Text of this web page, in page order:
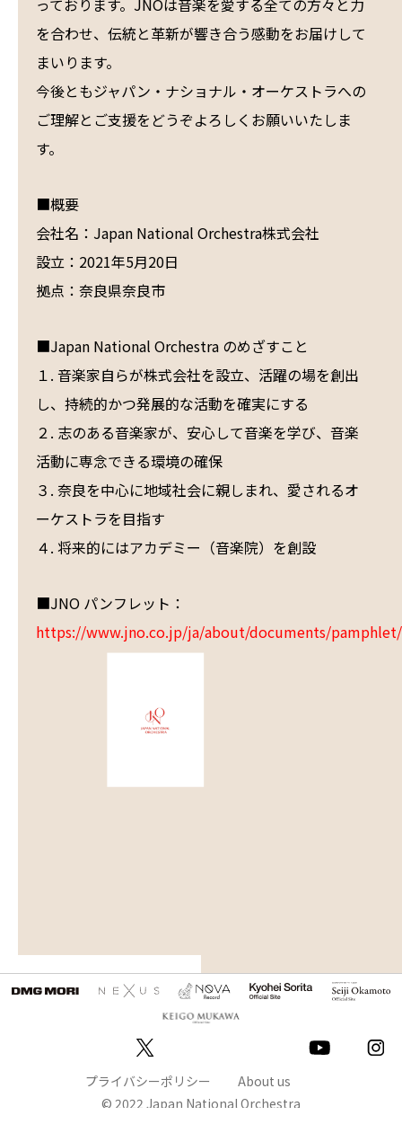
っております。JNOは音楽を愛する全ての方々と力
を合わせ、伝統と革新が響き合う感動をお届けして
まいります。
今後ともジャパン・ナショナル・オーケストラへの
ご理解とご支援をどうぞよろしくお願いいたしま
す。
■概要
会社名：Japan National Orchestra株式会社
設立：2021年5月20日
拠点：奈良県奈良市
■Japan National Orchestra のめざすこと
１. 音楽家自らが株式会社を設立、活躍の場を創出
し、持続的かつ発展的な活動を確実にする
２. 志のある音楽家が、安心して音楽を学び、音楽
活動に専念できる環境の確保
３. 奈良を中心に地域社会に親しまれ、愛されるオ
ーケストラを目指す
４. 将来的にはアカデミー（音楽院）を創設
■JNO パンフレット：
https://www.jno.co.jp/ja/about/documents/pamphlet/
プライバシーポリシー
About us
© 2022 Japan National Orchestra